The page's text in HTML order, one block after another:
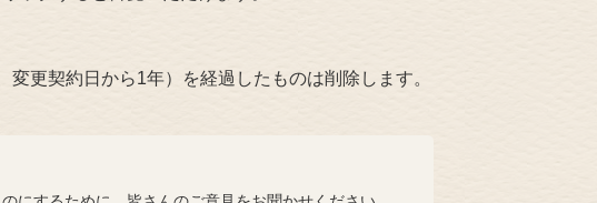
更契約日から1年）を経過したものは削除します。